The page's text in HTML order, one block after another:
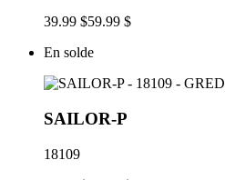
39.99 $59.99 $
En solde
SAILOR-P
18109